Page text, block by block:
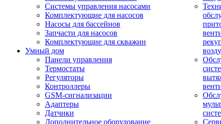
Системы управления насосами
Комплектующие для насосов
Насосы для бассейнов
Запчасти для насосов
Комплектующие для скважин
Умный дом
Панели управления
Термостаты
Регуляторы
Контроллеры
GSM-сигнализации
Адаптеры
Датчики
Дополнительное оборудование